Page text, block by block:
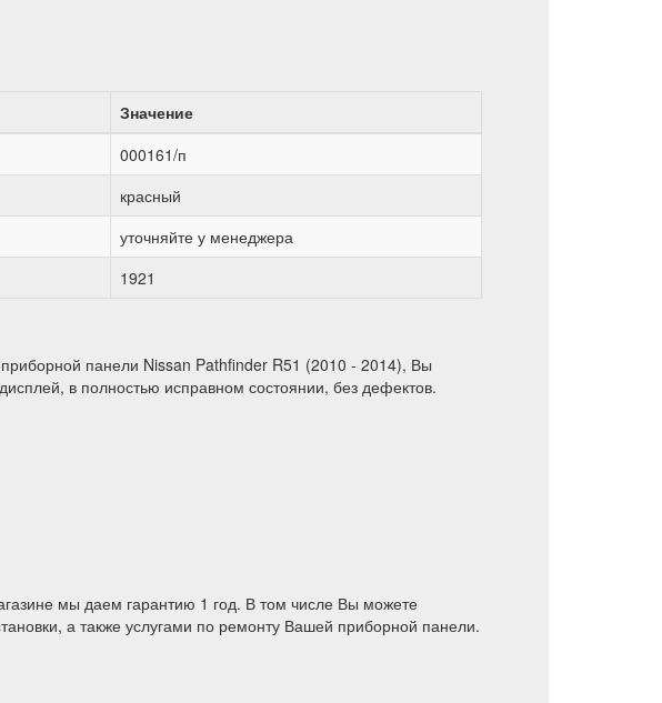
Значение
000161/п
красный
уточняйте у менеджера
1921
панели Nissan Pathfinder R51 (2010 - 2014), Вы
в полностью исправном состоянии, без дефектов.
мы даем гарантию 1 год. В том числе Вы можете
а также услугами по ремонту Вашей приборной панели.